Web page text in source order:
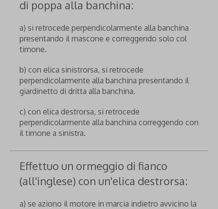
di poppa alla banchina:
a) si retrocede perpendicolarmente alla banchina
presentando il mascone e correggendo solo col
timone.
b) con elica sinistrorsa, si retrocede
perpendicolarmente alla banchina presentando il
giardinetto di dritta alla banchina.
c) con elica destrorsa, si retrocede
perpendicolarmente alla banchina correggendo con
il timone a sinistra.
Effettuo un ormeggio di fianco
(all'inglese) con un'elica destrorsa:
a) se aziono il motore in marcia indietro avvicino la